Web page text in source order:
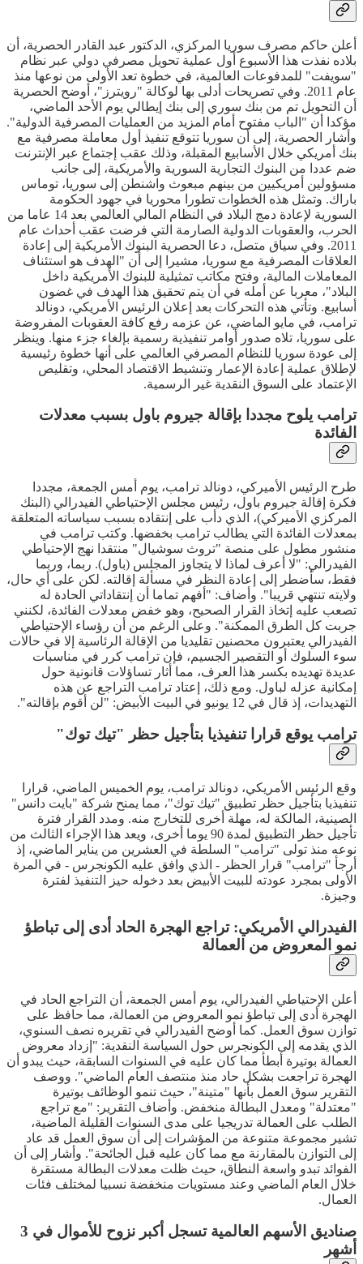
أعلن حاكم مصرف سوريا المركزي، الدكتور عبد القادر الحصرية، أن
بلاده نفذت هذا الأسبوع أول عملية تحويل مصرفي دولي عبر نظام
"سويفت" للمدفوعات العالمية، في خطوة تعد الأولى من نوعها منذ
عام 2011. وفي تصريحات أدلى بها لوكالة "رويترز"، أوضح الحصرية
أن التحويل تم من بنك سوري إلى بنك إيطالي يوم الأحد الماضي،
مؤكدا أن "الباب مفتوح أمام المزيد من العمليات المصرفية الدولية".
وأشار الحصرية، إلى أن سوريا تتوقع تنفيذ أول معاملة مصرفية مع
بنك أمريكي خلال الأسابيع المقبلة، وذلك عقب إجتماع عبر الإنترنت
ضم عددا من البنوك التجارية السورية والأمريكية، إلى جانب
مسؤولين أمريكيين من بينهم مبعوث واشنطن إلى سوريا، توماس
باراك. وتمثل هذه الخطوات تطورا محوريا في جهود الحكومة
السورية لإعادة دمج البلاد في النظام المالي العالمي بعد 14 عاما من
الحرب، والعقوبات الدولية الصارمة التي فرضت عقب أحداث عام
2011. وفي سياق متصل، دعا الحصرية البنوك الأمريكية إلى إعادة
العلاقات المصرفية مع سوريا، مشيرا إلى أن "الهدف هو استئناف
المعاملات المالية، وفتح مكاتب تمثيلية للبنوك الأمريكية داخل
البلاد"، معربا عن أمله في أن يتم تحقيق هذا الهدف في غضون
أسابيع. وتأتي هذه التحركات بعد إعلان الرئيس الأمريكي، دونالد
ترامب، في مايو الماضي، عن عزمه رفع كافة العقوبات المفروضة
على سوريا، تلاه صدور أوامر تنفيذية رسمية بإلغاء جزء منها. وينظر
إلى عودة سوريا للنظام المصرفي العالمي على أنها خطوة رئيسية
لإطلاق عملية إعادة الإعمار وتنشيط الاقتصاد المحلي، وتقليص
الإعتماد على السوق النقدية غير الرسمية.
ترامب يلوح مجددا بإقالة جيروم باول بسبب معدلات
الفائدة
طرح الرئيس الأميركي، دونالد ترامب، يوم أمس الجمعة، مجددا
فكرة إقالة جيروم باول، رئيس مجلس الإحتياطي الفيدرالي (البنك
المركزي الأميركي)، الذي دأب على إنتقاده بسبب سياساته المتعلقة
بمعدلات الفائدة التي يطالب ترامب بخفضها. وكتب ترامب في
منشور مطول على منصة "تروث سوشيال" منتقدا نهج الإحتياطي
الفيدرالي: "لا أعرف لماذا لا يتجاوز المجلس (باول). ربما، وربما
فقط، سأضطر إلى إعادة النظر في مسألة إقالته. لكن على أي حال،
ولايته تنتهي قريبا". وأضاف: "أفهم تماما أن إنتقاداتي الحادة له
تصعب عليه إتخاذ القرار الصحيح، وهو خفض معدلات الفائدة، لكنني
جربت كل الطرق الممكنة". وعلى الرغم من أن رؤساء الإحتياطي
الفيدرالي يعتبرون محصنين تقليديا من الإقالة الرئاسية إلا في حالات
سوء السلوك أو التقصير الجسيم، فإن ترامب كرر في مناسبات
عديدة تهديده بكسر هذا العرف، مما أثار تساؤلات قانونية حول
إمكانية عزله لباول. ومع ذلك، إعتاد ترامب التراجع عن هذه
التهديدات، إذ قال في 12 يونيو في البيت الأبيض: "لن أقوم بإقالته".
ترامب يوقع قرارا تنفيذيا بتأجيل حظر "تيك توك"
وقع الرئيس الأمريكي، دونالد ترامب، يوم الخميس الماضي، قرارا
تنفيذيا بتأجيل حظر تطبيق "تيك توك"، مما يمنح شركة "بايت دانس"
الصينية، المالكة له، مهلة أخرى للتخارج منه. ومدد القرار فترة
تأجيل حظر التطبيق لمدة 90 يوما أخرى، ويعد هذا الإجراء الثالث من
نوعه منذ تولى "ترامب" السلطة في العشرين من يناير الماضي، إذ
أرجأ "ترامب" قرار الحظر - الذي وافق عليه الكونجرس - في المرة
الأولى بمجرد عودته للبيت الأبيض بعد دخوله حيز التنفيذ لفترة
وجيزة.
الفيدرالي الأمريكي: تراجع الهجرة الحاد أدى إلى تباطؤ
نمو المعروض من العمالة
أعلن الإحتياطي الفيدرالي، يوم أمس الجمعة، أن التراجع الحاد في
الهجرة أدى إلى تباطؤ نمو المعروض من العمالة، مما حافظ على
توازن سوق العمل. كما أوضح الفيدرالي في تقريره نصف السنوي،
الذي يقدمه إلى الكونجرس حول السياسة النقدية: "إزداد معروض
العمالة بوتيرة أبطأ مما كان عليه في السنوات السابقة، حيث يبدو أن
الهجرة تراجعت بشكل حاد منذ منتصف العام الماضي". ووصف
التقرير سوق العمل بأنها "متينة"، حيث تنمو الوظائف بوتيرة
"معتدلة" ومعدل البطالة منخفض. وأضاف التقرير: "مع تراجع
الطلب على العمالة تدريجيا على مدى السنوات القليلة الماضية،
تشير مجموعة متنوعة من المؤشرات إلى أن سوق العمل قد عاد
إلى التوازن بالمقارنة مع مما كان عليه قبل الجائحة". وأشار إلى أن
الفوائد تبدو واسعة النطاق، حيث ظلت معدلات البطالة مستقرة
خلال العام الماضي وعند مستويات منخفضة نسبيا لمختلف فئات
العمال.
صناديق الأسهم العالمية تسجل أكبر نزوح للأموال في 3
أشهر